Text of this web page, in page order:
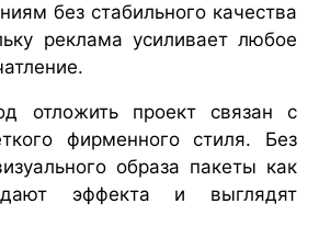
без стабильного качества
реклама усиливает любое
отложить проект связан с
фирменного стиля. Без
образа пакеты как
эффекта и выглядят